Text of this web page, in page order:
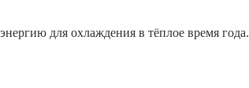
для охлаждения в тёплое время года.